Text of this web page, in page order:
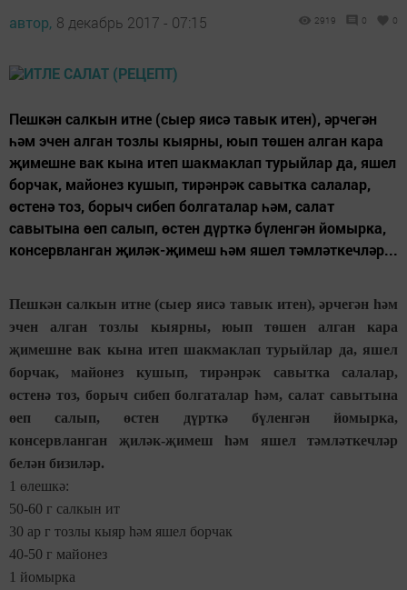
автор, 8 декабрь 2017 - 07:15 2919 0 0
Пешкән салкын итне (сыер яисә тавык итен), әрчегән
һәм эчен алган тозлы кыярны, юып төшен алган кара
җимешне вак кына итеп шакмаклап турыйлар да, яшел
борчак, майонез кушып, тирәнрәк савытка салалар,
өстенә тоз, борыч сибеп болгаталар һәм, салат
савытына өеп салып, өстен дүрткә бүленгән йомырка,
консервланган җиләк-җимеш һәм яшел тәмләткечләр...
Пешкән салкын итне (сыер яисә тавык итен), әрчегән һәм
эчен алган тозлы кыярны, юып төшен алган кара
җимешне вак кына итеп шакмаклап турыйлар да, яшел
борчак, майонез кушып, тирәнрәк савытка салалар,
өстенә тоз, борыч сибеп болгаталар һәм, салат савытына
өеп салып, өстен дүрткә бүленгән йомырка,
консервланган җиләк-җимеш һәм яшел тәмләткечләр
белән бизиләр.
1 өлешкә:
50-60 г салкын ит
30 ар г тозлы кыяр һәм яшел борчак
40-50 г майонез
1 йомырка